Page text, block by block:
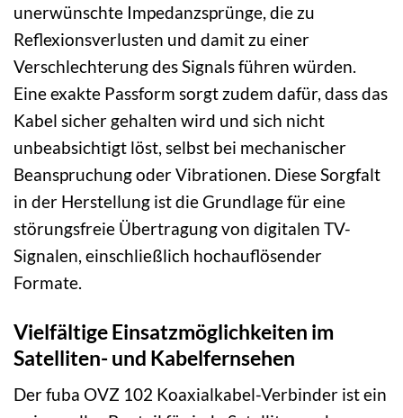
unerwünschte Impedanzsprünge, die zu
Reflexionsverlusten und damit zu einer
Verschlechterung des Signals führen würden.
Eine exakte Passform sorgt zudem dafür, dass das
Kabel sicher gehalten wird und sich nicht
unbeabsichtigt löst, selbst bei mechanischer
Beanspruchung oder Vibrationen. Diese Sorgfalt
in der Herstellung ist die Grundlage für eine
störungsfreie Übertragung von digitalen TV-
Signalen, einschließlich hochauflösender
Formate.
Vielfältige Einsatzmöglichkeiten im
Satelliten- und Kabelfernsehen
Der fuba OVZ 102 Koaxialkabel-Verbinder ist ein